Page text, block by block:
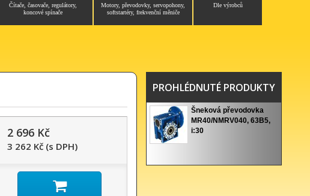
Čítače, časovače, regulátory,
koncové spínače
Motory, převodovky, servopohony,
softstartéry, frekvenční měniče
Dle výrobců
2 696 Kč
3 262 Kč (s DPH)
PROHLÉDNUTÉ PRODUKTY
Šneková převodovka
MR40/NMRV040, 63B5,
i:30